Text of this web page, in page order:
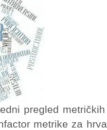
pregled
metrike za